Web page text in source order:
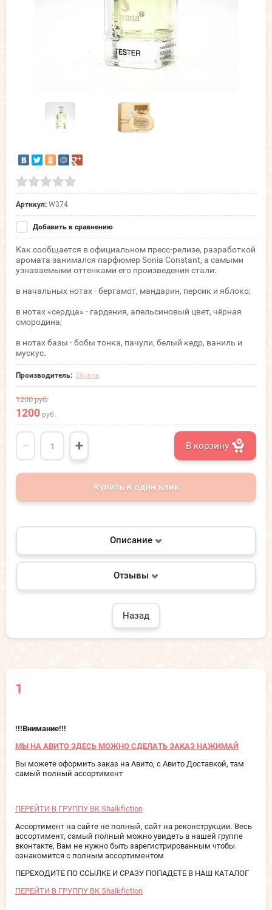
1
!!!Внимание!!!
МЫ НА АВИТО ЗДЕСЬ МОЖНО СДЕЛАТЬ ЗАКАЗ НАЖИМАЙ
Вы можете оформить заказ на Авито, с Авито Доставкой, там
самый полный ассортимент
ПЕРЕЙТИ В ГРУППУ ВК Shaikfiction
Ассортимент на сайте не полный, сайт на реконструкции. Весь
ассортимент, самый полный можно увидеть в нашей группе
вконтакте, Вам не нужно быть зарегистрированным чтобы
ознакомится с полным ассортиментом
ПЕРЕХОДИТЕ ПО ССЫЛКЕ И СРАЗУ ПОПАДЕТЕ В НАШ КАТАЛОГ
ПЕРЕЙТИ В ГРУППУ ВК Shaikfiction
Артикул: W374
Добавить к сравнению
Как сообщается в официальном пресс-релизе, разработкой
аромата занимался парфюмер Sonia Constant, а самыми
узнаваемыми оттенками его произведения стали:
в начальных нотах - бергамот, мандарин, персик и яблоко;
в нотах «сердца» - гардения, апельсиновый цвет, чёрная
смородина;
в нотах базы - бобы тонка, пачули, белый кедр, ваниль и
мускус.
Производитель: Silvana
1200руб.
1200 руб.
− + В корзину
Купить в один клик
Описание
Отзывы
Назад